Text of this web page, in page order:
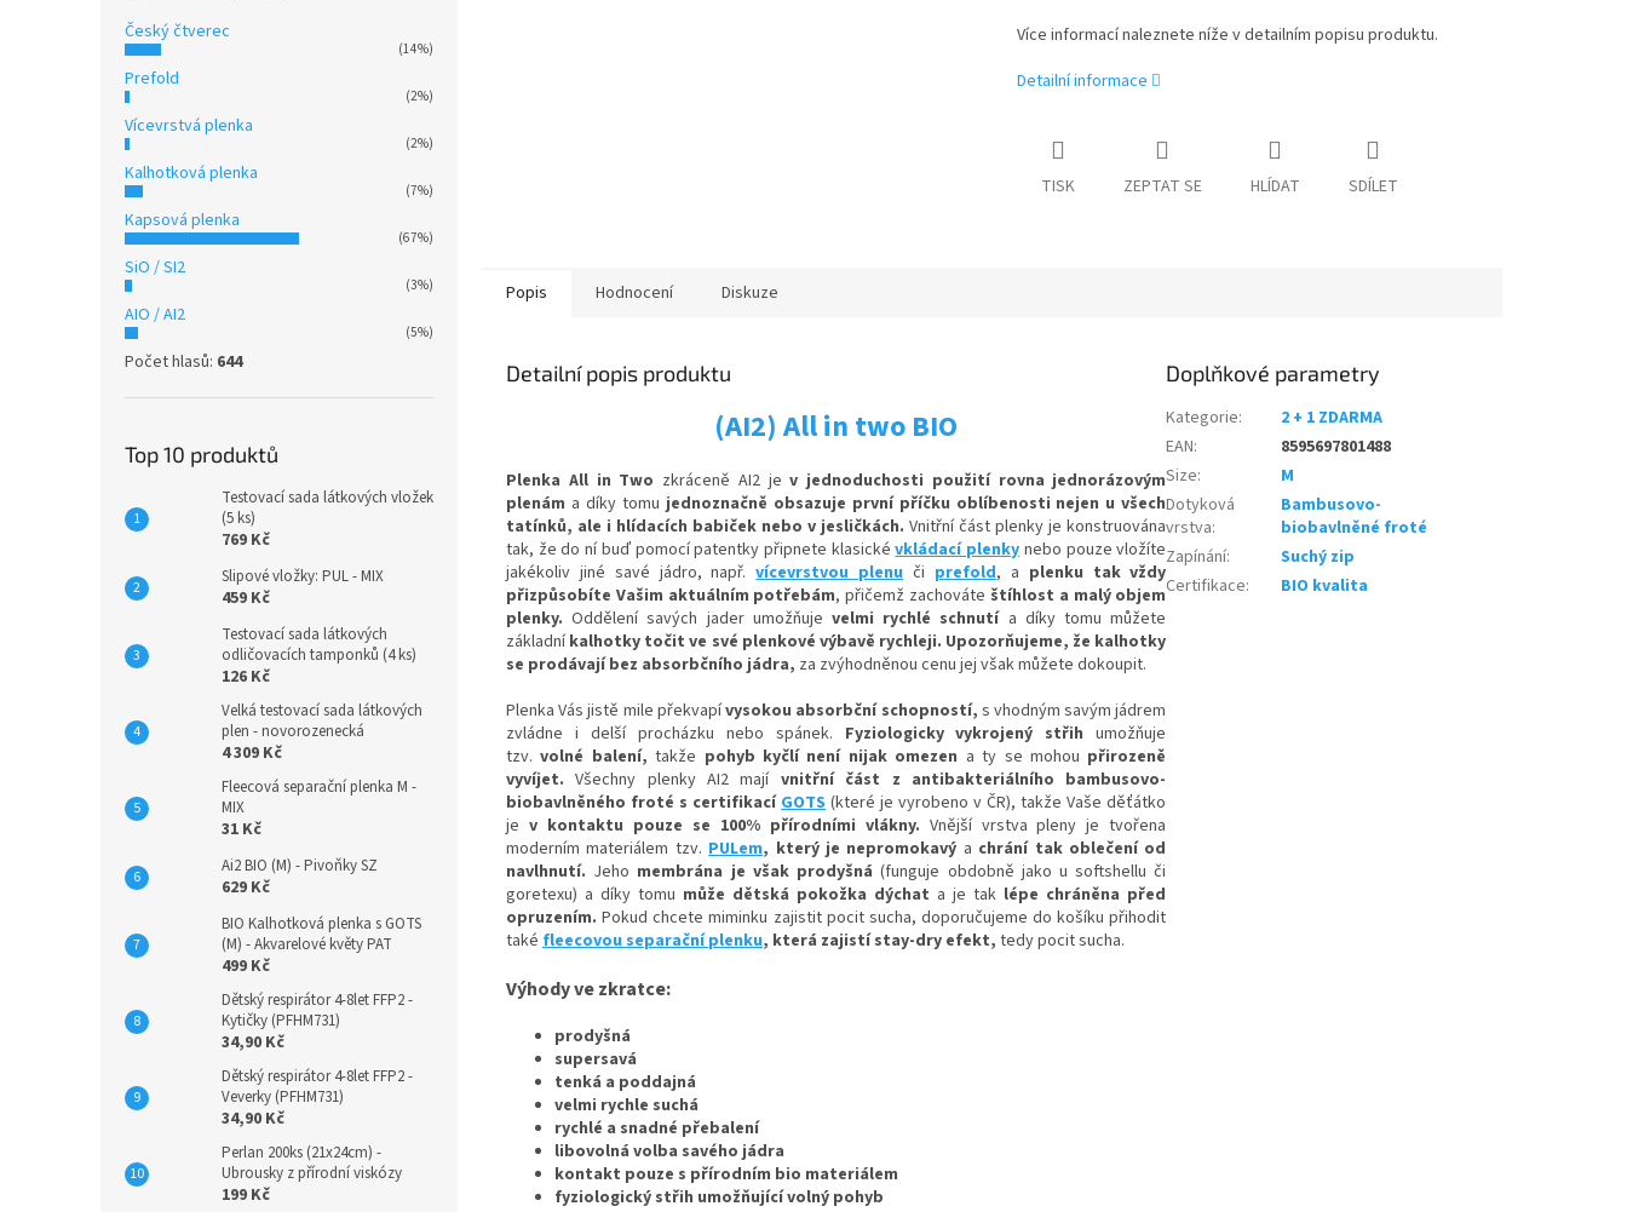
Český čtverec
(14%)
Prefold
(2%)
Vícevrstvá plenka
(2%)
Kalhotková plenka
(7%)
Kapsová plenka
(67%)
SiO / SI2
(3%)
AIO / AI2
(5%)
Počet hlasů: 644
Top 10 produktů
Testovací sada látkových vložek
(5 ks)
769 Kč
Slipové vložky: PUL - MIX
459 Kč
Testovací sada látkových
odličovacích tamponků (4 ks)
126 Kč
Velká testovací sada látkových
plen - novorozenecká
4 309 Kč
Fleecová separační plenka M -
MIX
31 Kč
Ai2 BIO (M) - Pivoňky SZ
629 Kč
BIO Kalhotková plenka s GOTS
(M) - Akvarelové květy PAT
499 Kč
Dětský respirátor 4-8let FFP2 -
Kytičky (PFHM731)
34,90 Kč
Dětský respirátor 4-8let FFP2 -
Veverky (PFHM731)
34,90 Kč
Perlan 200ks (21x24cm) -
Ubrousky z přírodní viskózy
199 Kč
Více informací naleznete níže v detailním popisu produktu.
Detailní informace
TISK ZEPTAT SE HLÍDAT SDÍLET
Popis Hodnocení Diskuze
Detailní popis produktu
(AI2) All in two BIO
Plenka All in Two zkráceně AI2 jev jednoduchosti použití rovna jednorázovým
plenám a díky tomujednoznačně obsazuje první příčku oblíbenosti nejen u všech
tatínků, ale i hlídacích babiček nebo v jesličkách.Vnitřní část plenky je konstruována
tak, že do ní buď pomocí patentky připnete klasickévkládací plenkynebo pouze vložíte
jakékoliv jiné savé jádro, např.vícevrstvou plenuči prefold, a plenku tak vždy
přizpůsobíte Vašim aktuálním potřebám, přičemž zachováte štíhlost a malý objem
plenky. Oddělení savých jader umožňuje velmi rychlé schnutí a díky tomu můžete
základníkalhotky točit ve své plenkové výbavě rychleji. Upozorňujeme, že kalhotky
se prodávají bez absorbčního jádra, za zvýhodněnou cenu jej však můžete dokoupit.
Plenka Vás jistě mile překvapívysokou absorbční schopností, s vhodným savým jádrem
zvládne i delší procházku nebo spánek. Fyziologicky vykrojený střih umožňuje
tzv.volné balení, takže pohyb kyčlí není nijak omezen a ty se mohou přirozeně
vyvíjet.Všechny plenky AI2 mají vnitřní část z antibakteriálního bambusovo-
biobavlněného froté s certifikacíGOTS(které je vyrobeno v ČR), takže Vaše děťátko
je v kontaktu pouze se 100% přírodními vlákny. Vnější vrstva pleny je tvořena
moderním materiálem tzv. PULem, který je nepromokavý a chrání tak oblečení od
navlhnutí. Jeho membrána je však prodyšná (funguje obdobně jako u softshellu či
goretexu) a díky tomu může dětská pokožka dýchat a je tak lépe chráněna před
opruzením.Pokud chcete miminku zajistit pocit sucha, doporučujeme do košíku přihodit
také fleecovou separační plenku, která zajistí stay-dry efekt, tedy pocit sucha.
Výhody ve zkratce:
prodyšná
supersavá
tenká a poddajná
velmi rychle suchá
rychlé a snadné přebalení
libovolná volba savého jádra
kontakt pouze s přírodním bio materiálem
fyziologický střih umožňující volný pohyb
Doplňkové parametry
Kategorie:
2 + 1 ZDARMA
EAN:
8595697801488
Size:
M
Dotyková
vrstva:
Bambusovo-
biobavlněné froté
Zapínání:
Suchý zip
Certifikace: BIO kvalita